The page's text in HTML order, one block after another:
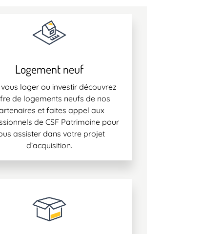
Logement neuf
loger ou investir découvrez
de logements neufs de nos
et faites appel aux
de CSF Patrimoine pour
assister dans votre projet
d’acquisition.